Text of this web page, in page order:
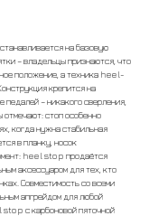
на базовую
– владельцы признаются, что
положение, а техника heel-
крепится на
– никакого сверления,
отмечают: стоп особенно
когда нужна стабильная
в планку, носок
heel stop продаётся
аксессуаром для тех, кто
Совместимость со всеми
апгрейдом для любой
с карбоновой пяточной